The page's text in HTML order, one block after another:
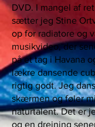
DVD. I mangel af
sætter jeg Stine
op for radiatore og
musikvideo, der
på et tag i Havana
lækre dansende
rigtig godt. Jeg
skærmen og føler
naturtalent. Det er
og en drejning